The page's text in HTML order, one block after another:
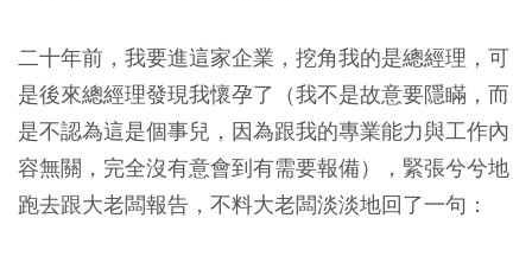
二十年前，我要進這家企業，挖角我的是總經理，可
是後來總經理發現我懷孕了（我不是故意要隱瞞，而
是不認為這是個事兒，因為跟我的專業能力與工作內
容無關，完全沒有意會到有需要報備），緊張兮兮地
跑去跟大老闆報告，不料大老闆淡淡地回了一句：